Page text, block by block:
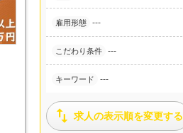
雇用形態 ---
こだわり条件 ---
キーワード ---
 求人の表示順を変更する